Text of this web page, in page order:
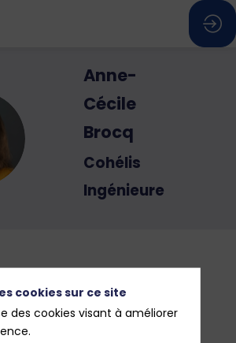
Anne-
Cécile
Brocq
Cohélis
Ingénieure
cookies sur ce site
des cookies visant à améliorer